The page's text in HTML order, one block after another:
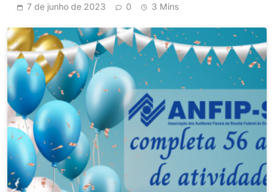
7 de junho de 2023 0 3 Mins